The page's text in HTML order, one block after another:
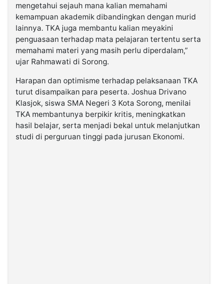
mengetahui sejauh mana kalian memahami
kemampuan akademik dibandingkan dengan murid
lainnya. TKA juga membantu kalian meyakini
penguasaan terhadap mata pelajaran tertentu serta
memahami materi yang masih perlu diperdalam,”
ujar Rahmawati di Sorong.
Harapan dan optimisme terhadap pelaksanaan TKA
turut disampaikan para peserta. Joshua Drivano
Klasjok, siswa SMA Negeri 3 Kota Sorong, menilai
TKA membantunya berpikir kritis, meningkatkan
hasil belajar, serta menjadi bekal untuk melanjutkan
studi di perguruan tinggi pada jurusan Ekonomi.